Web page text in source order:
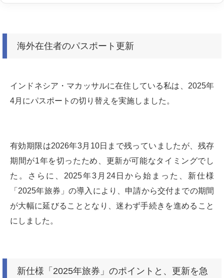
海外在住者のパスポート更新
インドネシア・マカッサルに在住している私は、2025年
4月にパスポートの切り替えを実施しました。
有効期限は2026年3月10日まで残っていましたが、残存
期間が1年を切ったため、更新が可能なタイミングでし
た。さらに、2025年3月24日から始まった、新仕様
「2025年旅券」の導入により、申請から交付までの期間
が大幅に延びることとなり、迷わず手続きを進めること
にしました。
新仕様「2025年旅券」のポイントと、更新を急